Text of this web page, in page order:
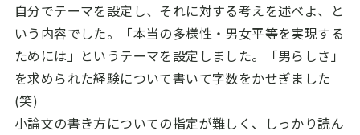
自分でテーマを設定し、それに対する考えを述べよ、と
いう内容でした。「本当の多様性・男女平等を実現する
ためには」というテーマを設定しました。「男らしさ」
を求められた経験について書いて字数をかせぎました
(笑)
小論文の書き方についての指定が難しく、しっかり読ん